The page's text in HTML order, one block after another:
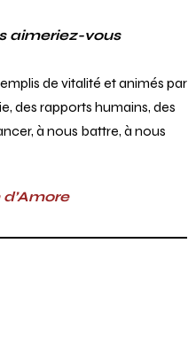
aimeriez-vous
de vitalité et animés par
des rapports humains, des
à nous battre, à nous